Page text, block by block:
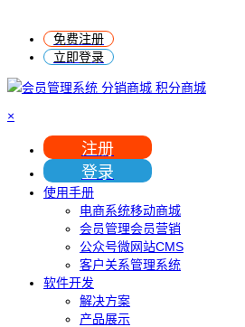
免费注册
立即登录
×
注册
登录
使用手册
电商系统移动商城
会员管理会员营销
公众号微网站CMS
客户关系管理系统
软件开发
解决方案
产品展示